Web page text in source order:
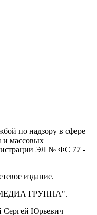
по надзору в сфере
и массовых
ЭЛ № ФС 77 -
издание.
ГРУППА".
Сергей Юрьевич